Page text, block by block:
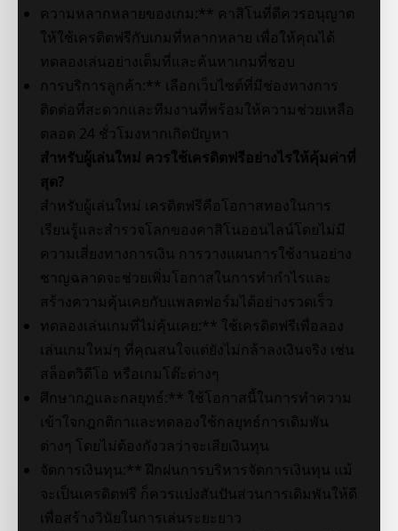
ความหลากหลายของเกม:** คาสิโนที่ดีควรอนุญาต
ให้ใช้เครดิตฟรีกับเกมที่หลากหลาย เพื่อให้คุณได้
ทดลองเล่นอย่างเต็มที่และค้นหาเกมที่ชอบ
การบริการลูกค้า:** เลือกเว็บไซต์ที่มีช่องทางการ
ติดต่อที่สะดวกและทีมงานที่พร้อมให้ความช่วยเหลือ
ตลอด 24 ชั่วโมงหากเกิดปัญหา
สำหรับผู้เล่นใหม่ ควรใช้เครดิตฟรีอย่างไรให้คุ้มค่าที่
สุด?
สำหรับผู้เล่นใหม่ เครดิตฟรีคือโอกาสทองในการ
เรียนรู้และสำรวจโลกของคาสิโนออนไลน์โดยไม่มี
ความเสี่ยงทางการเงิน การวางแผนการใช้งานอย่าง
ชาญฉลาดจะช่วยเพิ่มโอกาสในการทำกำไรและ
สร้างความคุ้นเคยกับแพลตฟอร์มได้อย่างรวดเร็ว
ทดลองเล่นเกมที่ไม่คุ้นเคย:** ใช้เครดิตฟรีเพื่อลอง
เล่นเกมใหม่ๆ ที่คุณสนใจแต่ยังไม่กล้าลงเงินจริง เช่น
สล็อตวิดีโอ หรือเกมโต๊ะต่างๆ
ศึกษากฎและกลยุทธ์:** ใช้โอกาสนี้ในการทำความ
เข้าใจกฎกติกาและทดลองใช้กลยุทธ์การเดิมพัน
ต่างๆ โดยไม่ต้องกังวลว่าจะเสียเงินทุน
จัดการเงินทุน:** ฝึกฝนการบริหารจัดการเงินทุน แม้
จะเป็นเครดิตฟรี ก็ควรแบ่งสันปันส่วนการเดิมพันให้ดี
เพื่อสร้างวินัยในการเล่นระยะยาว